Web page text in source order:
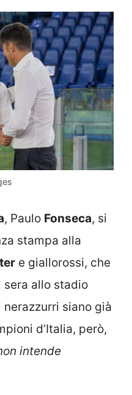
, Paulo Fonseca, si
stampa alla
e giallorossi, che
sera allo stadio
nerazzurri siano già
d’Italia, però,
intende